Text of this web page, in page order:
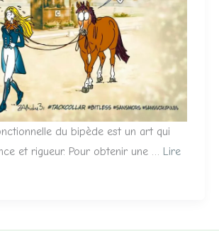
du bipède est un art qui
et rigueur. Pour obtenir une … Lire